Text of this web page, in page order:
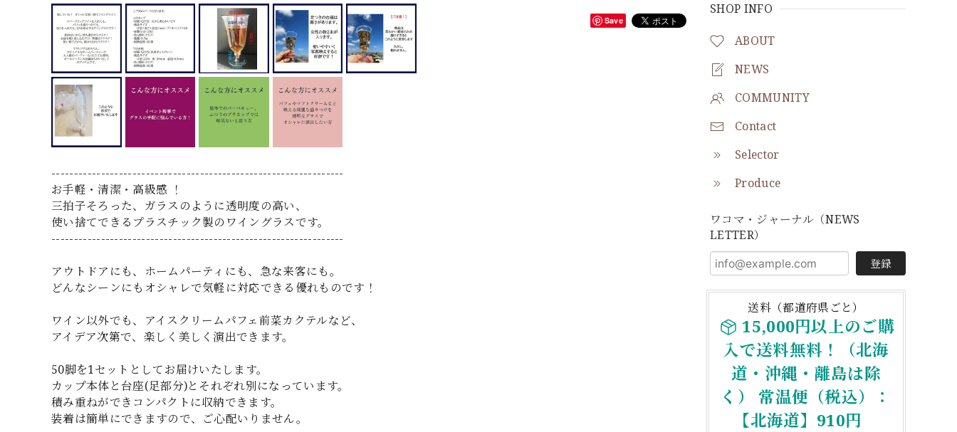
SHOP INFO
ABOUT
NEWS
COMMUNITY
Contact
Selector
Produce
ワコマ・ジャーナル（NEWS
LETTER）
登録
送料（都道府県ごと）
15,000円以上のご購
入で送料無料！（北海
道・沖縄・離島は除
く） 常温便（税込）：
【北海道】910円
Save
-----------------------------------------------------------------
お手軽・清潔・高級感 ！
三拍子そろった、ガラスのように透明度の高い、
使い捨てできるプラスチック製のワイングラスです。
-----------------------------------------------------------------
アウトドアにも、ホームパーティにも、急な来客にも。
どんなシーンにもオシャレで気軽に対応できる優れものです！
ワイン以外でも、アイスクリームパフェ前菜カクテルなど、
アイデア次第で、楽しく美しく演出できます。
50脚を1セットとしてお届けいたします。
カップ本体と台座(足部分)とそれぞれ別になっています。
積み重ねができコンパクトに収納できます。
装着は簡単にできますので、ご心配いりません。